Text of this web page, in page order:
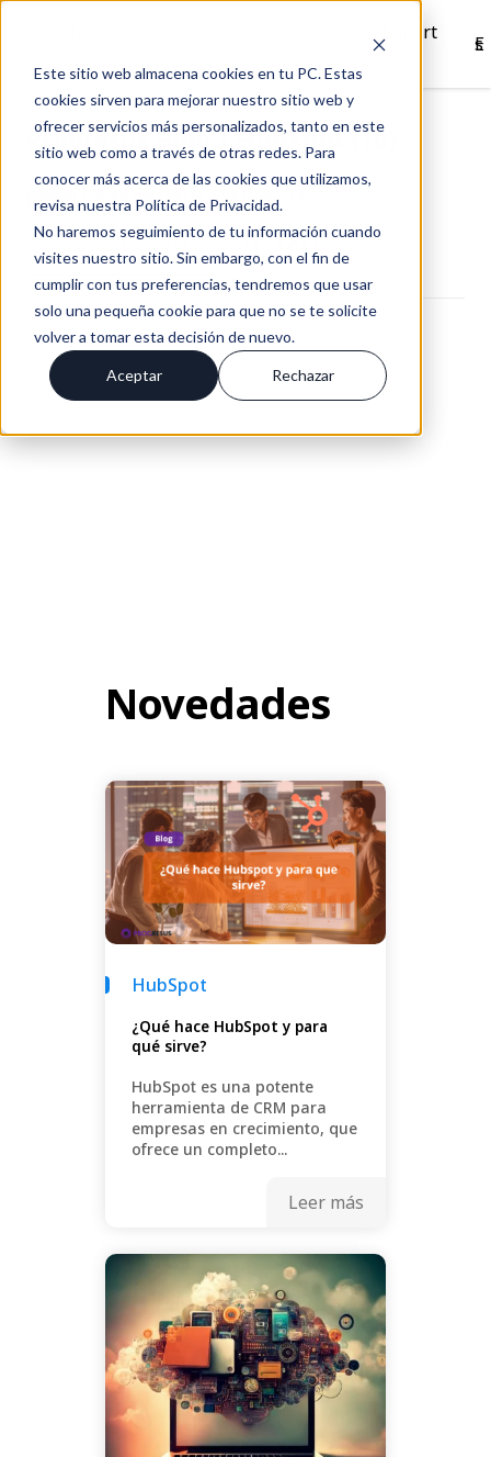
Este sitio web almacena cookies en tu PC. Estas
cookies sirven para mejorar nuestro sitio web y
ofrecer servicios más personalizados, tanto en este
sitio web como a través de otras redes. Para
conocer más acerca de las cookies que utilizamos,
revisa nuestra Política de Privacidad.
No haremos seguimiento de tu información cuando
visites nuestro sitio. Sin embargo, con el fin de
cumplir con tus preferencias, tendremos que usar
solo una pequeña cookie para que no se te solicite
volver a tomar esta decisión de nuevo.
Aceptar Rechazar
Soport
e
Es
Progresus Blog | HubSpot (10)
BLOG PROGRESUS / PÁGINA 10
SUSCRÍBIRME
Novedades
HubSpot
¿Qué hace HubSpot y para
qué sirve?
HubSpot es una potente
herramienta de CRM para
empresas en crecimiento, que
ofrece un completo...
Leer más